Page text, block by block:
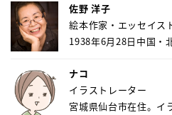
佐野 洋子
絵本作家・エッセイス
1938年6月28日中国・
ナコ
イラストレーター
宮城県仙台市在住。イ